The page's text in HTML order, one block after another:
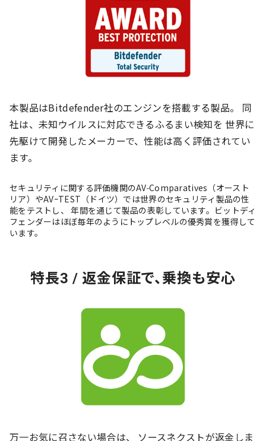
本製品はBitdefender社のエンジンを搭載する製品。 同
社は、未知ウイルスに対応できるふるまい検知を 世界に
先駆けて開発したメーカーで、性能は高く評価されてい
ます。
セキュリティに関する評価機関のAV-Comparatives（オースト
リア）やAVｰTEST（ドイツ）では世界のセキュリティ製品の性
能をテストし、 年間を通じて製品の表彰しています。ビットディ
フェンダーはほぼ毎年のようにトップレベルの優秀賞を獲得して
います。
特長3 / 返金保証で、乗換も安心
万一お気に召さない場合は、 ソースネクストが返金しま